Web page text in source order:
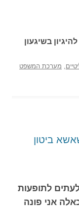
בשיגעון
, מערכת המשפט
ביטון
לתופעות
אני פונה